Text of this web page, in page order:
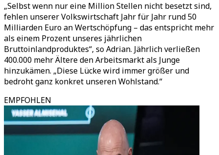
„Selbst wenn nur eine Million Stellen nicht besetzt sind,
fehlen unserer Volkswirtschaft Jahr für Jahr rund 50
Milliarden Euro an Wertschöpfung – das entspricht mehr
als einem Prozent unseres jährlichen
Bruttoinlandproduktes“, so Adrian. Jährlich verließen
400.000 mehr Ältere den Arbeitsmarkt als Junge
hinzukämen. „Diese Lücke wird immer größer und
bedroht ganz konkret unseren Wohlstand.“
EMPFOHLEN